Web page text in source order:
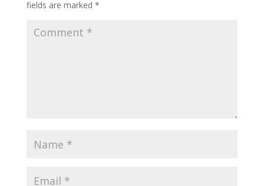
fields are marked *